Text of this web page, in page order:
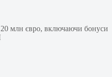
20 млн євро, включаючи бонуси